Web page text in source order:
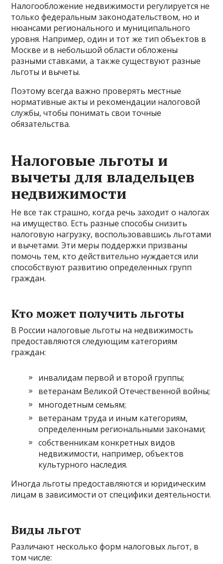
Налогообложение недвижимости регулируется не
только федеральным законодательством, но и
нюансами регионального и муниципального
уровня. Например, один и тот же тип объектов в
Москве и в небольшой области обложены
разными ставками, а также существуют разные
льготы и вычеты.
Поэтому всегда важно проверять местные
нормативные акты и рекомендации налоговой
службы, чтобы понимать свои точные
обязательства.
Налоговые льготы и
вычеты для владельцев
недвижимости
Не все так страшно, когда речь заходит о налогах
на имущество. Есть разные способы снизить
налоговую нагрузку, воспользовавшись льготами
и вычетами. Эти меры поддержки призваны
помочь тем, кто действительно нуждается или
способствуют развитию определенных групп
граждан.
Кто может получить льготы
В России налоговые льготы на недвижимость
предоставляются следующим категориям
граждан:
инвалидам первой и второй группы;
ветеранам Великой Отечественной войны;
многодетным семьям;
ветеранам труда и иным категориям,
определенным региональными законами;
собственникам конкретных видов
недвижимости, например, объектов
культурного наследия.
Иногда льготы предоставляются и юридическим
лицам в зависимости от специфики деятельности.
Виды льгот
Различают несколько форм налоговых льгот, в
том числе: